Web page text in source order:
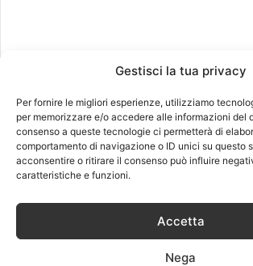
Gestisci la tua privacy
Per fornire le migliori esperienze, utilizziamo
per memorizzare e/o accedere alle informazioni del
consenso a queste tecnologie ci permetterà di
comportamento di navigazione o ID unici su questo
acconsentire o ritirare il consenso può influire
caratteristiche e funzioni.
Accetta
Nega